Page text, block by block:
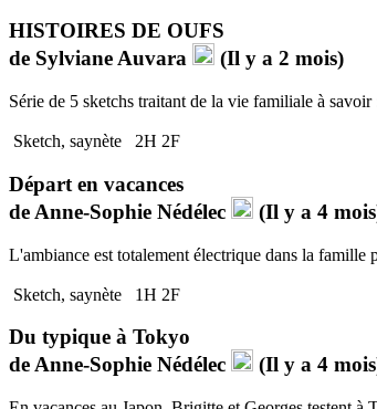
HISTOIRES DE OUFS
de Sylviane Auvara (Il y a 2 mois)
Série de 5 sketchs traitant de la vie familiale à
Sketch, saynète 2H 2F
Départ en vacances
de Anne-Sophie Nédélec (Il y a 4
L'ambiance est totalement électrique dans la famille
Sketch, saynète 1H 2F
Du typique à Tokyo
deAnne-Sophie Nédélec (Il y a 4